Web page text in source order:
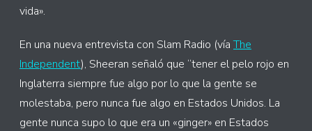
vida».
En una nueva entrevista con Slam Radio (víaThe
Independent), Sheeran señaló que “tener el pelo rojo en
Inglaterra siempre fue algo por lo que la gente se
molestaba, pero nunca fue algo en Estados Unidos. La
gente nunca supo lo que era un «ginger» en Estados